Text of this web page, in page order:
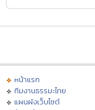
หน้าแรก
ทีมงานธรรมะไทย
แผนผังเว็บไซต์